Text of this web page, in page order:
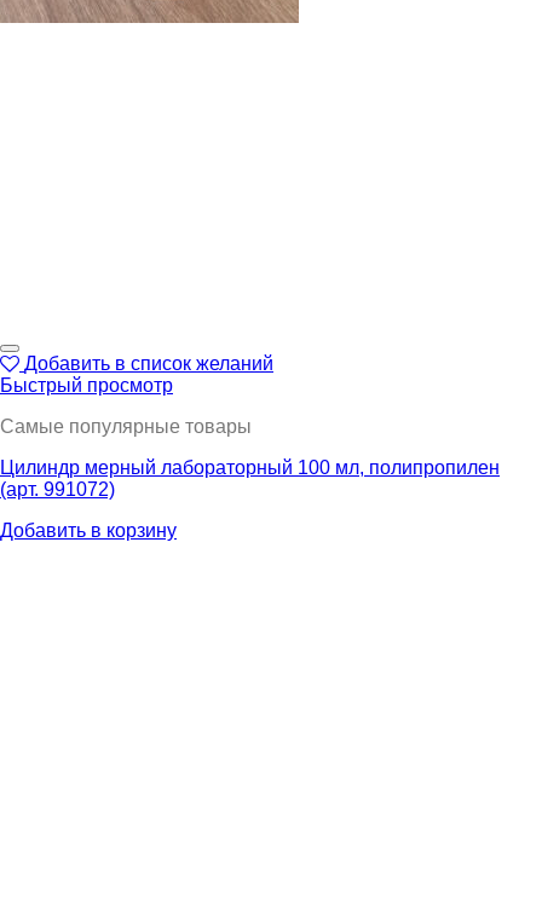
Добавить в список желаний
Быстрый просмотр
Самые популярные товары
Цилиндр мерный лабораторный 100 мл, полипропилен
(арт. 991072)
Добавить в корзину